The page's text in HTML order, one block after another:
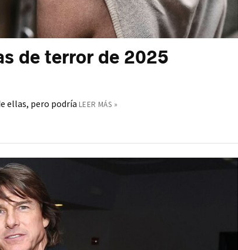
de terror de 2025
ellas, pero podría LEER MÁS »